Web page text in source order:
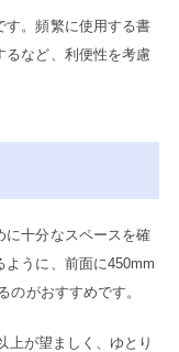
す。頻繁に使用する書
るなど、利便性を考慮
に十分なスペースを確
ように、前面に450mm
のがおすすめです。
上が望ましく、ゆとり